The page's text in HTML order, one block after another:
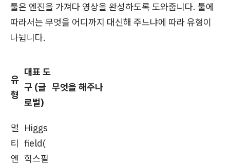
툴은 엔진을 가져다 영상을 완성하도록 도와줍니다. 툴에
따라서는 무엇을 어디까지 대신해 주느냐에 따라 유형이
나뉩니다.
유
형
대표 도
구 (글
로벌)
무엇을 해주나
멀
티
엔
Higgs
field(
힉스필